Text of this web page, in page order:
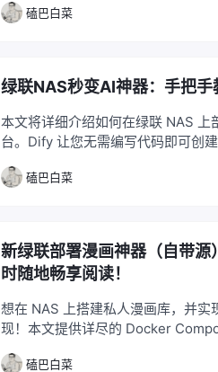
让你的VPS性能
磕巴白菜
绿联NAS秒变AI神器：手把
本文将详细介绍如何在绿联 NAS
台。Dify 让您无需编写代码即可创
有一个完全属于自己的 AI 应用。
磕巴白菜
新绿联部署漫画神器（自带
时随地畅享阅读！
想在 NAS 上搭建私人漫画库，并
现！本文提供详尽的 Docker
磕巴白菜